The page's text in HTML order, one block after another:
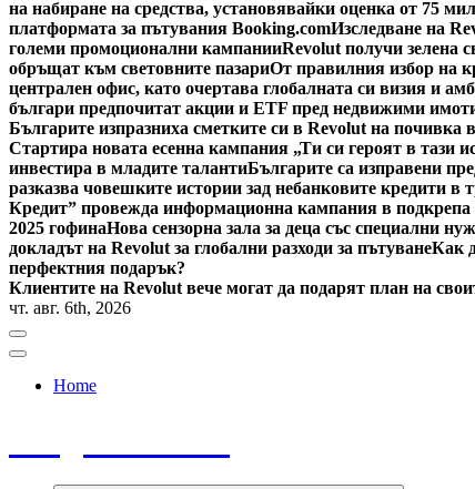
на набиране на средства, установявайки оценка от 75
платформата за пътувания Booking.comИзследване на
големи промоционални кампанииRevolut получи зелена
обръщат към световните пазариОт правилния избор на
централен офис, като очертава глобалната си визия и
българи предпочитат акции и ETF пред недвижими
Българите изпразниха сметките си в Revolut на почивка
Стартира новата есенна кампания „Ти си героят в тази
инвестира в младите талантиБългарите са изправени
разказва човешките истории зад небанковите кредити в
Кредит” провежда информационна кампания в подкрепа
2025 гофинаНова сензорна зала за деца със специални
докладът на Revolut за глобални разходи за пътуванеКак
перфектния подарък?
Клиентите на Revolut вече могат да подарят план на
чт. авг. 6th, 2026
Home